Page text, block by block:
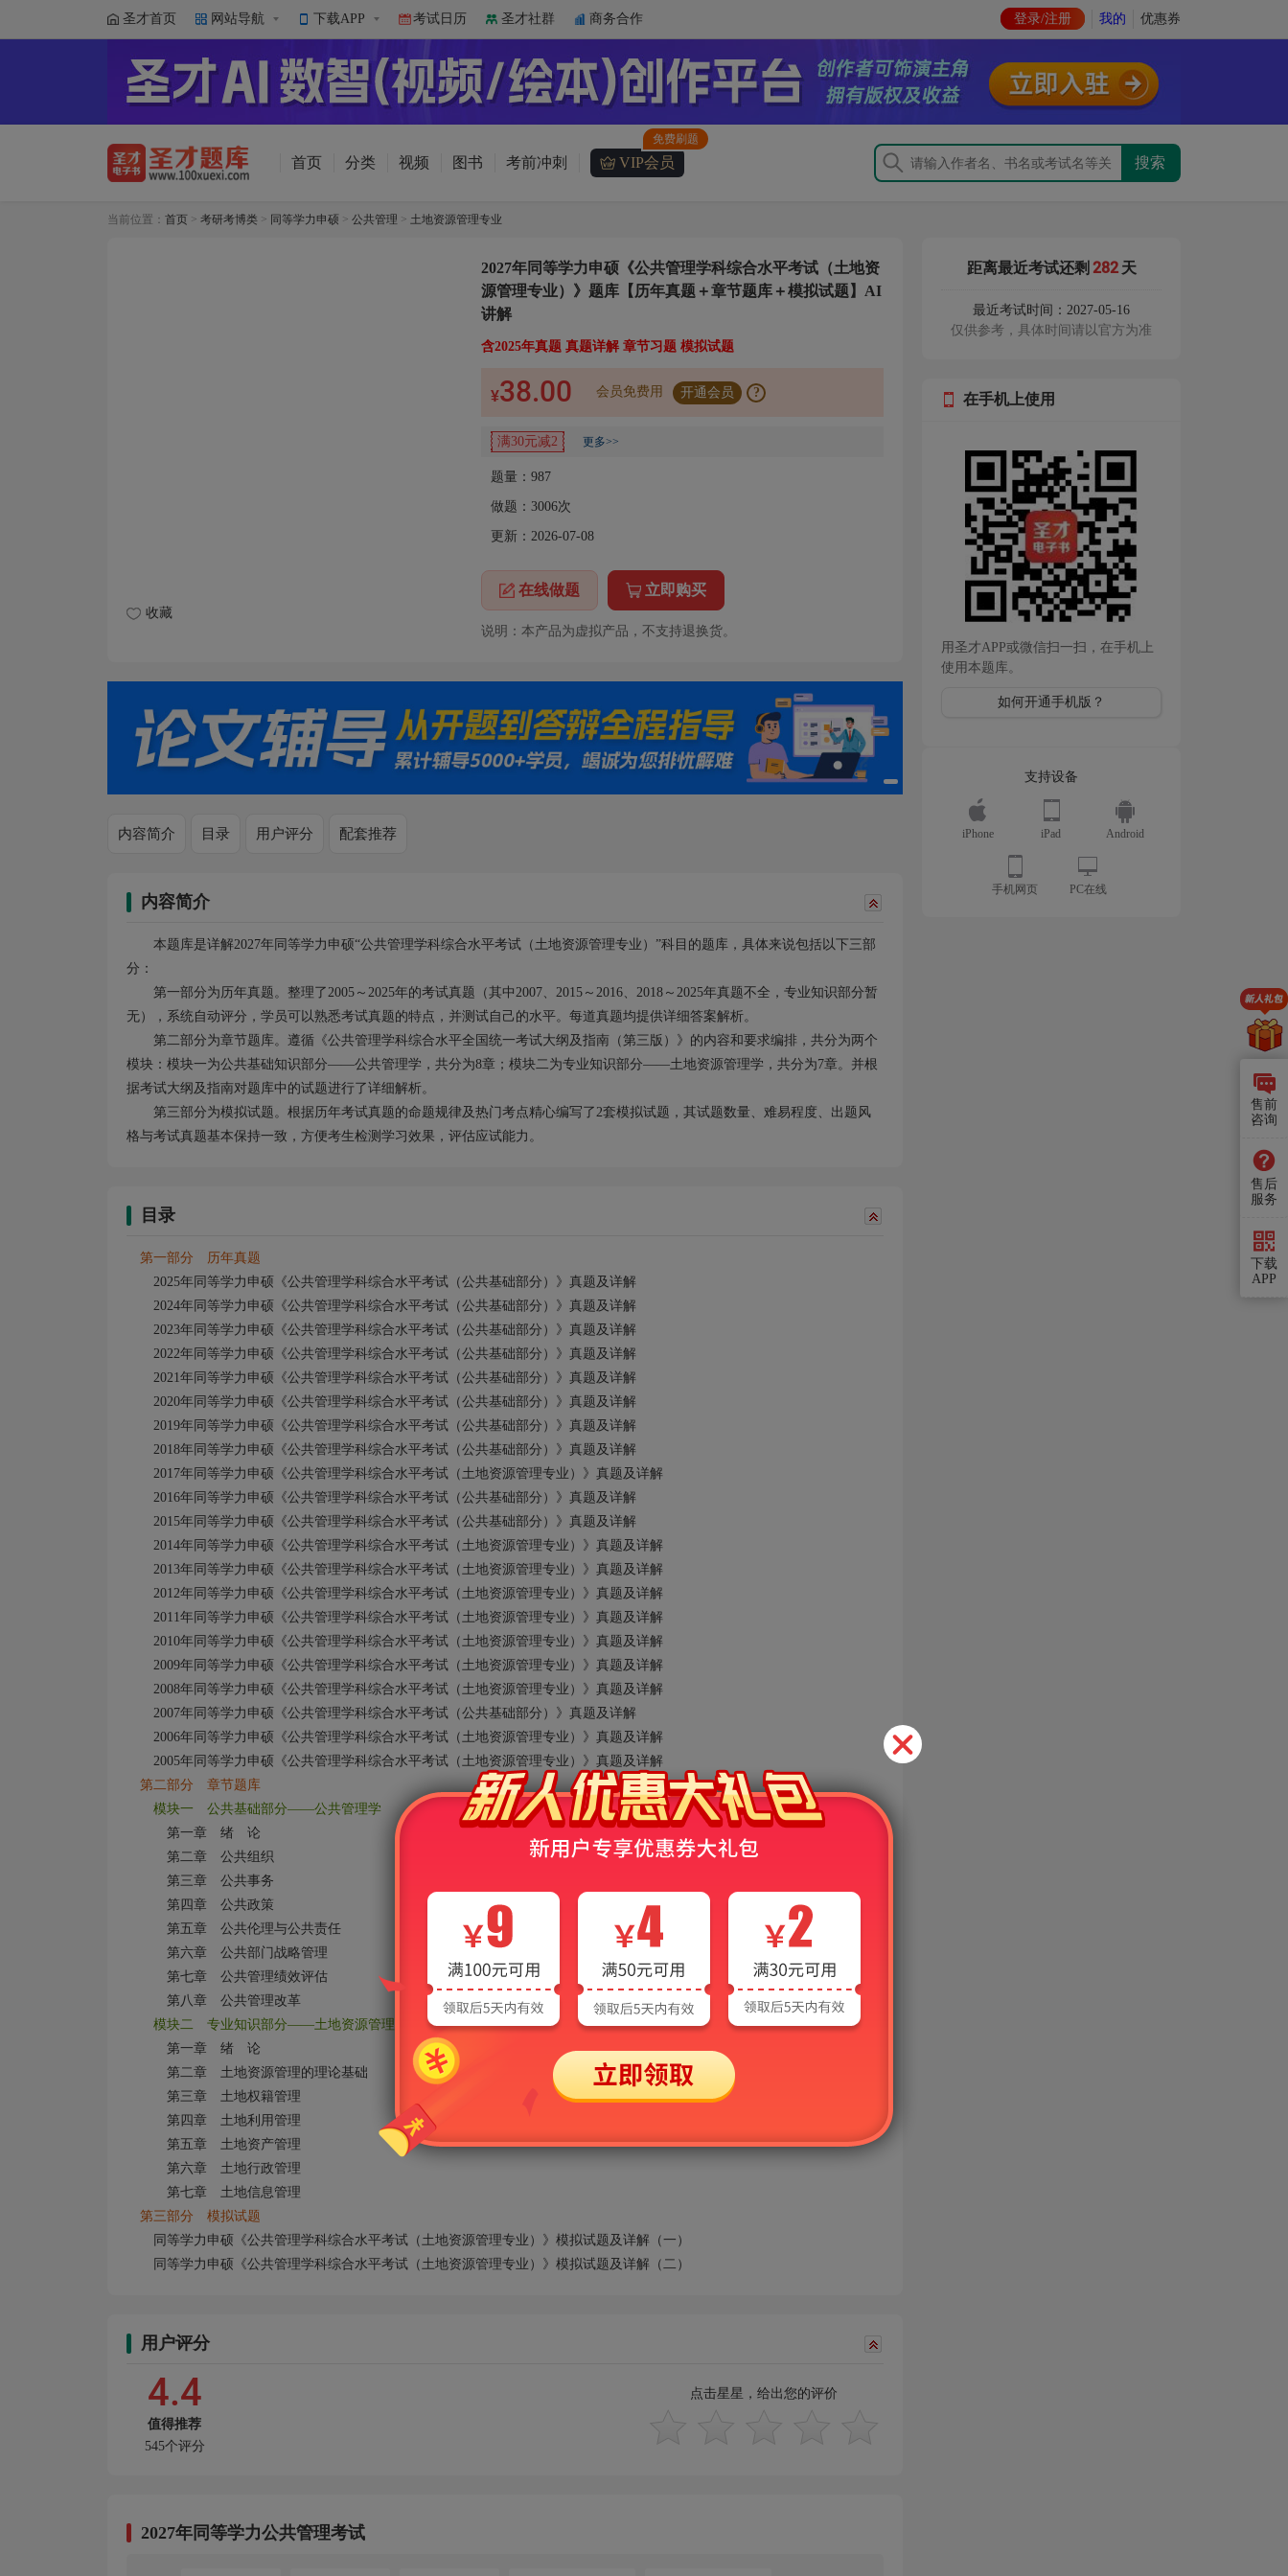
圣才首页 网站导航 下载APP 考试日历 圣才社群 商务合作 登录/注册 我的 优惠券
首页 分类 视频 图书 考前冲刺 VIP会员
当前位置： 首页 > 考研考博类 > 同等学力申硕 > 公共管理 > 土地资源管理专业
收藏
2027年同等学力申硕《公共管理学科综合水平考试（土地资
源管理专业）》题库【历年真题＋章节题库＋模拟试题】AI
讲解
含2025年真题 真题详解 章节习题 模拟试题
¥38.00 会员免费用 开通会员 ?
满30元减2 更多>>
题量：987
做题： 3006次
更新：2026-07-08
在线做题 立即购买
说明：本产品为虚拟产品，不支持退换货。
内容简介 目录 用户评分 配套推荐
内容简介
本题库是详解2027年同等学力申硕“公共管理学科综合水平考试（土地资源管理专业）”科目的题库，具体来说包括以下三部
分：
第一部分为历年真题。整理了2005～2025年的考试真题（其中2007、2015～2016、2018～2025年真题不全，专业知识部分暂
无），系统自动评分，学员可以熟悉考试真题的特点，并测试自己的水平。每道真题均提供详细答案解析。
第二部分为章节题库。遵循《公共管理学科综合水平全国统一考试大纲及指南（第三版）》的内容和要求编排，共分为两个
模块：模块一为公共基础知识部分——公共管理学，共分为8章；模块二为专业知识部分——土地资源管理学，共分为7章。并根
据考试大纲及指南对题库中的试题进行了详细解析。
第三部分为模拟试题。根据历年考试真题的命题规律及热门考点精心编写了2套模拟试题，其试题数量、难易程度、出题风
格与考试真题基本保持一致，方便考生检测学习效果，评估应试能力。
目录
第一部分 历年真题
2025年同等学力申硕《公共管理学科综合水平考试（公共基础部分）》真题及详解
2024年同等学力申硕《公共管理学科综合水平考试（公共基础部分）》真题及详解
2023年同等学力申硕《公共管理学科综合水平考试（公共基础部分）》真题及详解
2022年同等学力申硕《公共管理学科综合水平考试（公共基础部分）》真题及详解
2021年同等学力申硕《公共管理学科综合水平考试（公共基础部分）》真题及详解
2020年同等学力申硕《公共管理学科综合水平考试（公共基础部分）》真题及详解
2019年同等学力申硕《公共管理学科综合水平考试（公共基础部分）》真题及详解
2018年同等学力申硕《公共管理学科综合水平考试（公共基础部分）》真题及详解
2017年同等学力申硕《公共管理学科综合水平考试（土地资源管理专业）》真题及详解
2016年同等学力申硕《公共管理学科综合水平考试（公共基础部分）》真题及详解
2015年同等学力申硕《公共管理学科综合水平考试（公共基础部分）》真题及详解
2014年同等学力申硕《公共管理学科综合水平考试（土地资源管理专业）》真题及详解
2013年同等学力申硕《公共管理学科综合水平考试（土地资源管理专业）》真题及详解
2012年同等学力申硕《公共管理学科综合水平考试（土地资源管理专业）》真题及详解
2011年同等学力申硕《公共管理学科综合水平考试（土地资源管理专业）》真题及详解
2010年同等学力申硕《公共管理学科综合水平考试（土地资源管理专业）》真题及详解
2009年同等学力申硕《公共管理学科综合水平考试（土地资源管理专业）》真题及详解
2008年同等学力申硕《公共管理学科综合水平考试（土地资源管理专业）》真题及详解
2007年同等学力申硕《公共管理学科综合水平考试（公共基础部分）》真题及详解
2006年同等学力申硕《公共管理学科综合水平考试（土地资源管理专业）》真题及详解
2005年同等学力申硕《公共管理学科综合水平考试（土地资源管理专业）》真题及详解
第二部分 章节题库
模块一 公共基础部分——公共管理学
第一章 绪 论
第二章 公共组织
第三章 公共事务
第四章 公共政策
第五章 公共伦理与公共责任
第六章 公共部门战略管理
第七章 公共管理绩效评估
第八章 公共管理改革
模块二 专业知识部分——土地资源管理学
第一章 绪 论
第二章 土地资源管理的理论基础
第三章 土地权籍管理
第四章 土地利用管理
第五章 土地资产管理
第六章 土地行政管理
第七章 土地信息管理
第三部分 模拟试题
同等学力申硕《公共管理学科综合水平考试（土地资源管理专业）》模拟试题及详解（一）
同等学力申硕《公共管理学科综合水平考试（土地资源管理专业）》模拟试题及详解（二）
用户评分
4.4
值得推荐
545个评分
点击星星，给出您的评价
2027年同等学力公共管理考试
距离最近考试还剩 282 天
最近考试时间：2027-05-16
仅供参考，具体时间请以官方为准
在手机上使用
用圣才APP或微信扫一扫，在手机上
使用本题库。
如何开通手机版？
支持设备
iPhone iPad Android
手机网页 PC在线
售前
咨询
售后
服务
下载
APP